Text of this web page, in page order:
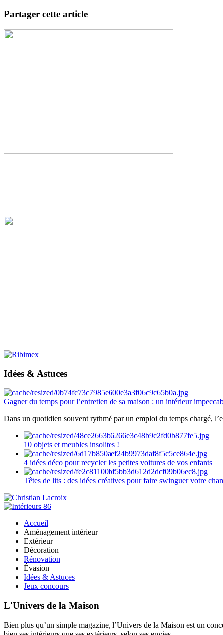
Partager cette article
Idées & Astuces
Gagner du temps pour l’entretien de sa maison : un intérieur
Dans un quotidien souvent rythmé par un emploi du temps chargé,
10 objets et meubles insolites !
4 idées déco pour recycler les petites voitures de vos enfants
Têtes de lits : des idées créatives pour faire swinguer votre
Accueil
Aménagement intérieur
Extérieur
Décoration
Rénovation
Évasion
Idées & Astuces
Jeux concours
L'Univers de la Maison
Bien plus qu’un simple magazine, l’Univers de la Maison est un